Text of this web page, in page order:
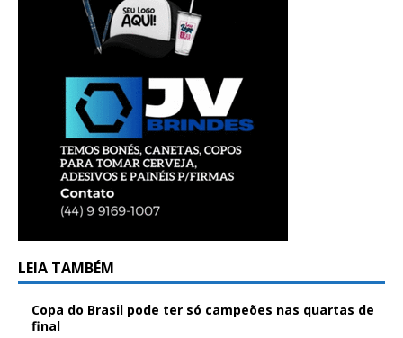
LEIA TAMBÉM
Copa do Brasil pode ter só campeões nas quartas de
final